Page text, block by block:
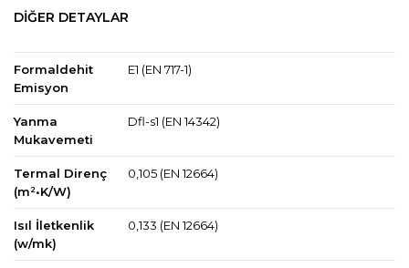
DİĞER DETAYLAR
Formaldehit
Emisyon
E1 (EN 717-1)
Yanma
Mukavemeti
Dfl-s1 (EN 14342)
Termal Direnç
(m²•K/W)
0,105 (EN 12664)
Isıl İletkenlik
(w/mk)
0,133 (EN 12664)